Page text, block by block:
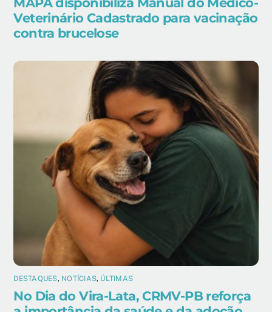
Veterinário Cadastrado para vacinação
contra brucelose
DESTAQUES, NOTÍCIAS, ÚLTIMAS
No Dia do Vira-Lata, CRMV-PB reforça